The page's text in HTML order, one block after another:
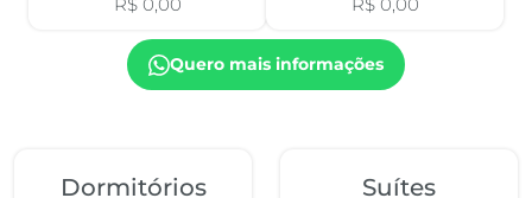
Quero mais informações
Dormitórios Suítes